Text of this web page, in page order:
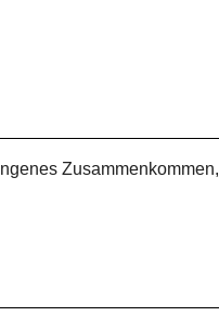
Zusammenkommen,